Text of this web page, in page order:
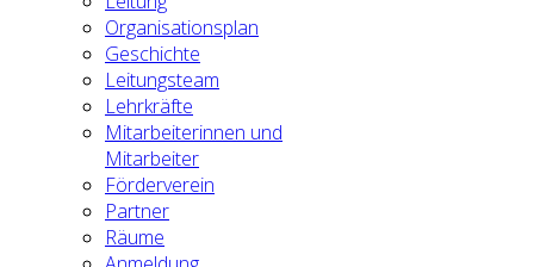
Organisationsplan
Geschichte
Leitungsteam
Lehrkräfte
Mitarbeiterinnen und
Mitarbeiter
Förderverein
Partner
Räume